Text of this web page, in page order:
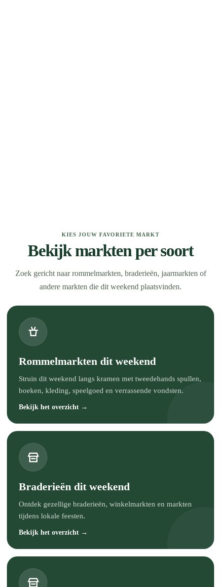
KIES JOUW FAVORIETE MARKT
Bekijk markten per soort
Zoek gericht naar rommelmarkten, braderieën, jaarmarkten of
andere markten die dit weekend plaatsvinden.
Rommelmarkten dit weekend
Struin dit weekend langs kramen met tweedehands spullen,
boeken, kleding, speelgoed en verrassende vondsten.
Bekijk het overzicht →
Braderieën dit weekend
Ontdek gezellige braderieën, winkelmarkten en markten
tijdens lokale feesten.
Bekijk het overzicht →